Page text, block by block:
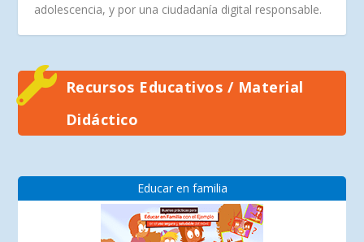
adolescencia, y por una ciudadanía digital responsable.
Recursos Educativos / Material
Didáctico
Educar en familia